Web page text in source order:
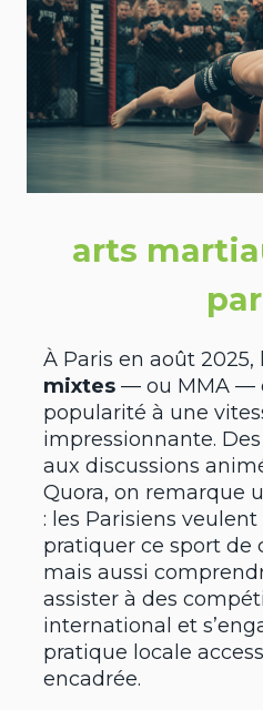
arts
À Paris en août 2025,
mixtes — ou MMA —
popularité à une
impressionnante.
aux discussions
Quora, on remarque
: les Parisiens
pratiquer ce sport de
mais aussi
assister à des
international et
pratique locale
encadrée.